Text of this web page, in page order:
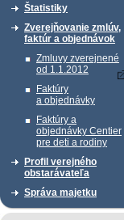
Štatistiky
Zverejňovanie zmlúv,
faktúr a objednávok
Zmluvy zverejnené
od 1.1.2012
Faktúry
a objednávky
Faktúry a
objednávky Centier
pre deti a rodiny
Profil verejného
obstarávateľa
Správa majetku